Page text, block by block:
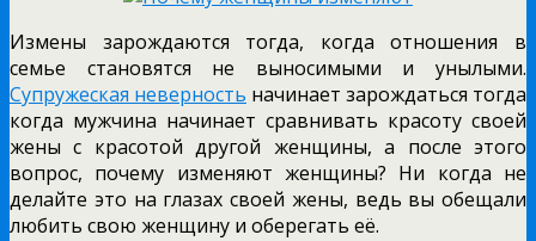
Измены зарождаются тогда, когда отношения в
семье становятся не выносимыми и унылыми.
Супружеская неверность начинает зарождаться тогда
когда мужчина начинает сравнивать красоту своей
жены с красотой другой женщины, а после этого
вопрос, почему изменяют женщины? Ни когда не
делайте это на глазах своей жены, ведь вы обещали
любить свою женщину и оберегать её.